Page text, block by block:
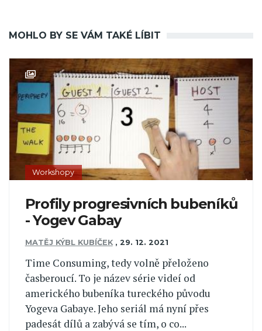
MOHLO BY SE VÁM TAKÉ LÍBIT
Workshopy
Profily progresivních bubeníků
- Yogev Gabay
MATĚJ KÝBL KUBÍČEK , 29. 12. 2021
Time Consuming, tedy volně přeloženo
časberoucí. To je název série videí od
amerického bubeníka tureckého původu
Yogeva Gabaye. Jeho seriál má nyní přes
padesát dílů a zabývá se tím, o co...